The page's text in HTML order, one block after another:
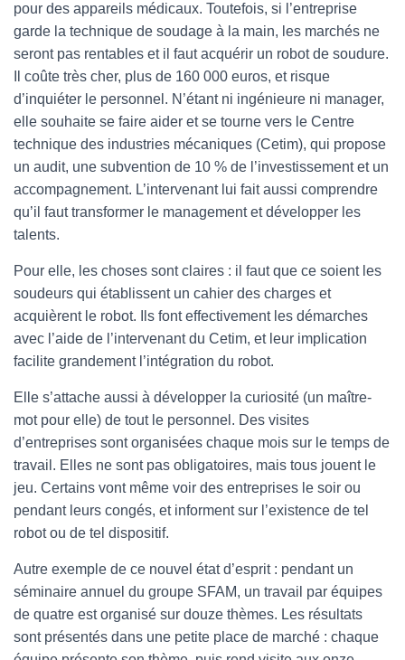
pour des appareils médicaux. Toutefois, si l’entreprise
garde la technique de soudage à la main, les marchés ne
seront pas rentables et il faut acquérir un robot de soudure.
Il coûte très cher, plus de 160 000 euros, et risque
d’inquiéter le personnel. N’étant ni ingénieure ni manager,
elle souhaite se faire aider et se tourne vers le Centre
technique des industries mécaniques (Cetim), qui propose
un audit, une subvention de 10 % de l’investissement et un
accompagnement. L’intervenant lui fait aussi comprendre
qu’il faut transformer le management et développer les
talents.
Pour elle, les choses sont claires : il faut que ce soient les
soudeurs qui établissent un cahier des charges et
acquièrent le robot. Ils font effectivement les démarches
avec l’aide de l’intervenant du Cetim, et leur implication
facilite grandement l’intégration du robot.
Elle s’attache aussi à développer la curiosité (un maître-
mot pour elle) de tout le personnel. Des visites
d’entreprises sont organisées chaque mois sur le temps de
travail. Elles ne sont pas obligatoires, mais tous jouent le
jeu. Certains vont même voir des entreprises le soir ou
pendant leurs congés, et informent sur l’existence de tel
robot ou de tel dispositif.
Autre exemple de ce nouvel état d’esprit : pendant un
séminaire annuel du groupe SFAM, un travail par équipes
de quatre est organisé sur douze thèmes. Les résultats
sont présentés dans une petite place de marché : chaque